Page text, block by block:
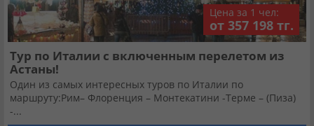
Цена за 1 чел:
от 357 198 тг.
Тур по Италии с включенным перелетом из
Астаны!
Один из самых интересных туров по Италии по
маршруту:Рим– Флоренция – Монтекатини -Терме – (Пиза)
-...